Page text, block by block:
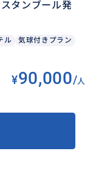
タンブール発
ル
気球付きプラン
¥90,000/人